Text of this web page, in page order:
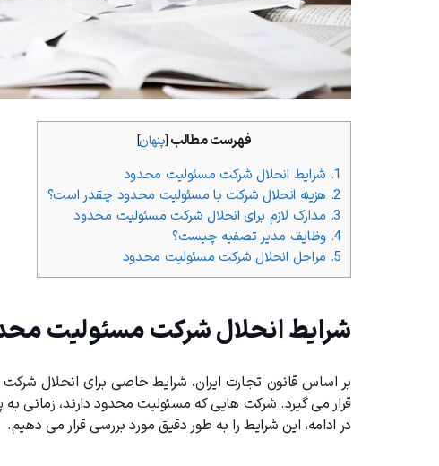
فهرست مطالب [پنهان]
1. شرایط انحلال شرکت مسئولیت محدود
2. هزینه انحلال شرکت با مسئولیت محدود چقدر است؟
3. مدارک لازم برای انحلال شرکت مسئولیت محدود
4. وظایف مدیر تصفیه چیست؟
5. مراحل انحلال شرکت مسئولیت محدود
شرایط انحلال شرکت مسئولیت
بر اساس قانون تجارت ایران، شرایط خاصی برای انحلال
قرار می گیرد. شرکت هایی که مسئولیت محدود دارند، زمانی
در ادامه، این شرایط را به طور دقیق مورد بررسی قرار می دهیم.